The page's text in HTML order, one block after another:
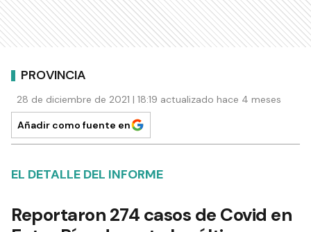
PROVINCIA
28 de diciembre de 2021 | 18:19 actualizado hace 4 meses
Añadir como fuente en
EL DETALLE DEL INFORME
Reportaron 274 casos de Covid en